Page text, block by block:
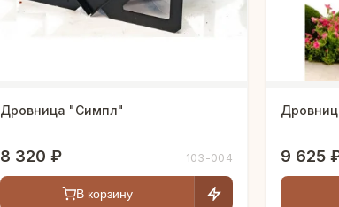
Дровница "Симпл"
8 320 ₽ 103-004
В корзину
9 625